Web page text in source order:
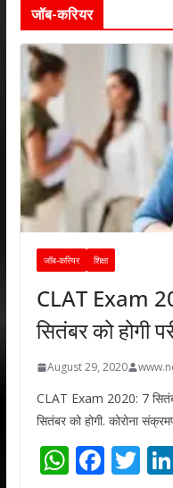
जॉब-करियर
जॉब-करियर शिक्षा
CLAT Exam
सितंबर को होगी
August 29, 2020
CLAT Exam 2020: 7
सितंबर को होगी. कोरोना
W F T